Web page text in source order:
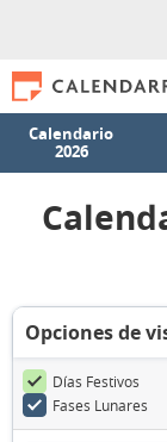
Calendario
2026
Opciones de
Días Festivos
Fases Lunares